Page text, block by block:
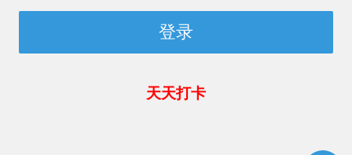
登录
天天打卡